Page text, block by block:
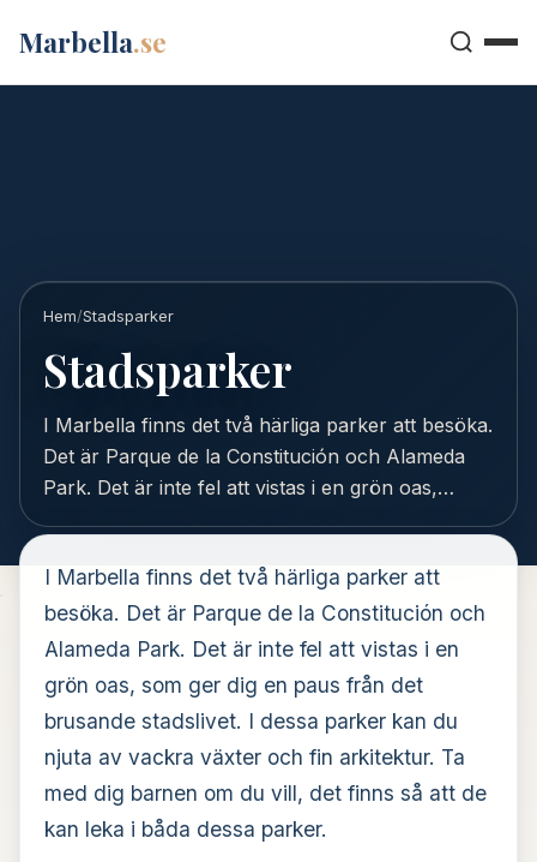
Marbella.se
Hem/Stadsparker
Stadsparker
I Marbella finns det två härliga parker att besöka.
Det är Parque de la Constitución och Alameda
Park. Det är inte fel att vistas i en grön oas,…
I Marbella finns det två härliga parker att
besöka. Det är Parque de la Constitución och
Alameda Park. Det är inte fel att vistas i en
grön oas, som ger dig en paus från det
brusande stadslivet. I dessa parker kan du
njuta av vackra växter och fin arkitektur. Ta
med dig barnen om du vill, det finns så att de
kan leka i båda dessa parker.